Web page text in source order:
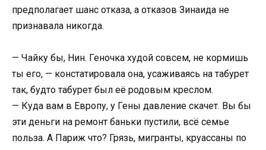
предполагает шанс отказа, а отказов Зинаида не
признавала никогда.
— Чайку бы, Нин. Геночка худой совсем, не кормишь
ты его, — констатировала она, усаживаясь на табурет
так, будто табурет был её родовым креслом.
— Куда вам в Европу, у Гены давление скачет. Вы бы
эти деньги на ремонт баньки пустили, всё семье
польза. А Париж что? Грязь, мигранты, круассаны по